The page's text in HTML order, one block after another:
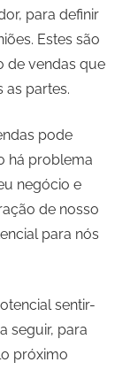
para definir
Estes são
de vendas que
as partes.
pode
há problema
negócio e
de nosso
para nós
sentir-
seguir, para
próximo